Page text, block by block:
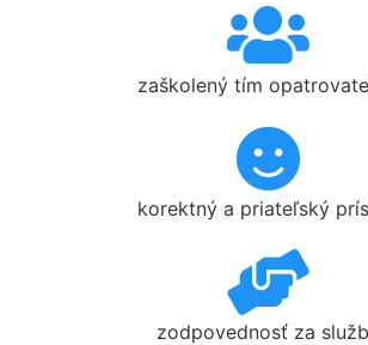
zaškolený tím
korektný a priateľský
zodpovednosť za